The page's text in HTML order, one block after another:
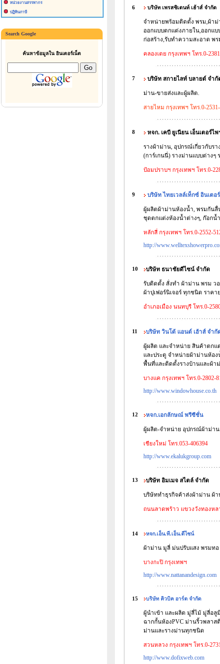
หน่วยงานสรรพากร
ปฏิทินภาษี
Search Google
ค้นหาข้อมูลใน อินเตอร์เน็ต
6 บริษัท เพรสซิเดนท์ เฮ้าส์ จำกัด
จำหน่ายพร้อมติดตั้ง พรม,ผ้าม่
ออกแบบตกแต่งภายใน,ออกแบ
ก่อสร้าง,รับทำความสะอาด พ
คลองเตย กรุงเทพฯ โทร.0-
7 บริษัท สกายไลท์ บลายด์ จำกั
ม่าน-ขายส่งและผู้ผลิต.
สายไหม กรุงเทพฯ โทร.0-2531-
8 หจก. เคบี ยูเนียน เอ็นเตอร์ไพ
รางผ้าม่าน, อุปกรณ์เกี่ยวกับรา
(การ์เกนนี่) รางม่านแบบต่างๆ
ป้อมปราบฯ กรุงเทพฯ โทร.0-
9 บริษัท ไทยเวลล์เท็กซ์ อินเตอ
ผู้ผลิตผ้าม่านห้องน้ำ, พรมกันลื่
ชุดตกแต่งห้องน้ำต่างๆ, ก๊อกน้ำ
หลักสี่ กรุงเทพฯ โทร.0-2552-
http://
10 บริษัท ธนาชัยดีไซน์ จำกัด
รับติดตั้ง สั่งทำ ผ้าม่าน พรม ว
ผ้าปุเฟอร์นิเจอร์ ทุกชนิด ราคา
อำเภอเมือง นนทบุรี โทร.0-
11 บริษัท วินโด้ แอนด์ เฮ้าส์ จำกั
ผู้ผลิต และจำหน่าย สินค้าตกแ
และประตู จำหน่ายผ้าม่านห้อ
พื้นที่และติดตั้งรางบ้านและผ้า
บางแค กรุงเทพฯ โทร.0-2802-
http://www.windowhouse.co.th
12 หจก.เอกลักษณ์ พรีซีชั่น
ผู้ผลิต-จำหน่าย อุปกรณ์ผ้าม่าน
เชียงใหม่ โทร.053-406394
http://www.ekalukgroup.com
13 บริษัท อิมเมจ สไตล์ จำกัด
บริษัททำธุรกิจค้าส่งผ้าม่าน ผ้า
ถนนลาดพร้าว แขวงวังทองหล
14 หจก.เอ็น.ที.เอ็น.ดีไซน์
ผ้าม่าน มูลี่ ม่นปรับแสง พรมทอ
บางกะปิ กรุงเทพฯ
http://www.nattanandesign.com
15 บริษัท คิวบิค อาร์ต จำกัด
ผู้นำเข้า และผลิต มู่ลี่ไม้ มู่ลี่อลู
ฉากกั้นห้องPVC ม่านริ้วพลาส
ม่านและรางม่านทุกชนิด
สวนหลวง กรุงเทพฯ โทร.0-
http://www.dofixweb.com